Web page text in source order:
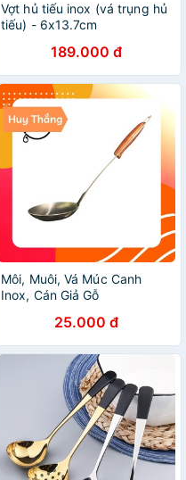
Vợt hủ tiếu inox (vá trụng hủ
tiếu) - 6x13.7cm
189.000 đ
Môi, Muôi, Vá Múc Canh
Inox, Cán Giả Gỗ
25.000 đ